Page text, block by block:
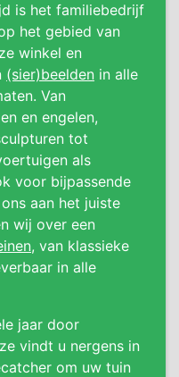
is het familiebedrijf
het gebied van
winkel en
(sier)beelden in alle
Van
en engelen,
tot
als
voor bijpassende
aan het juiste
wij over een
, van klassieke
in alle
jaar door
vindt u nergens in
om uw tuin